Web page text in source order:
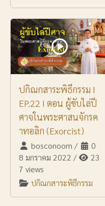
ปกิณกสาระพิธีกรรม I
EP.22 I ตอน ผู้ขับไล่ปี
ศาจในพระศาสนจักรค
าทอลิก (Exorcist)
bosconoom /
0
8 มกราคม 2022 /
23
7 views
ปกิณกสาระพิธีกรรม